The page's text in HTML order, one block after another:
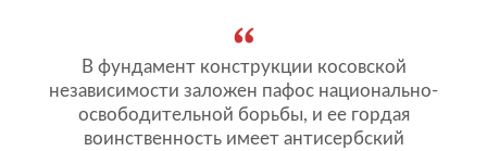
В фундамент конструкции косовской
независимости заложен пафос национально-
освободительной борьбы, и ее гордая
воинственность имеет антисербский